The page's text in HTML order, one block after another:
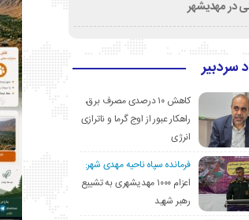
در مهدیشهر
سردبیر
کاهش ۱۰ درصدی مصرف برق،
راهکار عبور از اوج گرما و ناترازی
انرژی
فرمانده سپاه ناحیه مهدی شهر:
اعزام ۱۰۰۰ مهدیشهری به تشییع
رهبر شهید